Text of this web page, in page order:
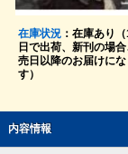
在庫状況：在庫あり
日で出荷、新刊の場
売日以降のお届けにな
す）
内容情報